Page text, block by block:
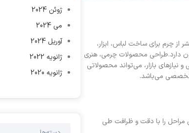
از چرم برای ساخت لباس، ابزار،
دارد.طراحی محصولات چرمی، هنری
بازار، می‌تواند محصولاتی
تخصصی می‌باشد.
مراحل را با دقت و ظرافت طی
ژوئن 2024
می 2024
آوریل 2024
ژانویه 2022
ژانویه 2020